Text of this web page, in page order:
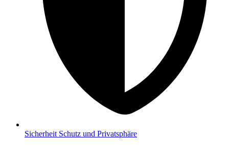
Sicherheit Schutz und Privatsphäre